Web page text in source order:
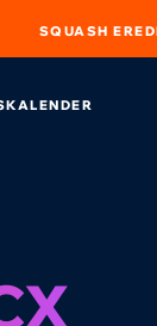
SQUASH
KALENDER